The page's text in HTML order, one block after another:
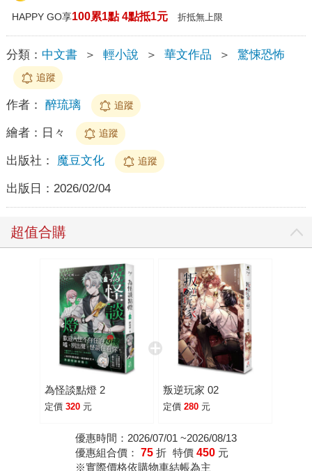
HAPPY GO享100累1點 4點抵1元 折抵無上限
分類： 中文書 ＞ 輕小說 ＞ 華文作品 ＞ 驚悚恐怖
追蹤
作者： 醉琉璃 追蹤
繪者： 日々 追蹤
出版社： 魔豆文化 追蹤
出版日： 2026/02/04
超值合購
為怪談點燈 2
定價 320 元
叛逆玩家 02
定價 280 元
優惠時間：2026/07/01 ~2026/08/13
優惠組合價： 75 折 特價 450 元
※實際價格依購物車結帳為主